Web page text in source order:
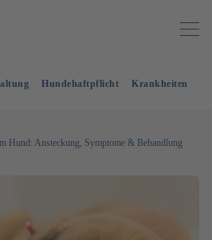
Hundehaftpflicht Krankheiten
Hund: Ansteckung, Symptome & Behandlung